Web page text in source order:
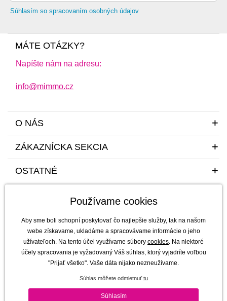
Súhlasím so spracovaním osobných údajov
MÁTE OTÁZKY?
Napíšte nám na adresu:
info@mimmo.cz
O NÁS
ZÁKAZNÍCKA SEKCIA
OSTATNÉ
Sme tu pre vás a vaše deti s radosťou a mim(m)oriadnou starostlivosťou od
roku 2011
Designs, Melii a SKÅGFÄ pre ČR a Slovensko
Copyright © 2011-2026 mimmo s.r.o. |Všetky práva vyhradené | technicky
zaisťuje Simplia s.r.o.
Používame cookies
Aby sme boli schopní poskytovať čo najlepšie služby, tak na našom
webe získavame, ukladáme a spracovávame informácie o jeho
užívateľoch. Na tento účel využívame súbory cookies. Na niektoré
účely spracovania je vyžadovaný Váš súhlas, ktorý vyjadríte voľbou
"Prijať všetko". Vaše dáta nijako nezneužívame.
Súhlas môžete odmietnuťtu
Súhlasím